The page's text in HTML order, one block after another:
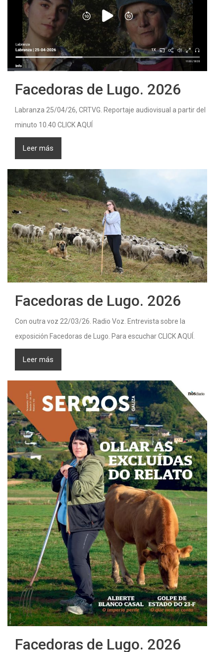
Facedoras de Lugo. 2026
Labranza 25/04/26, CRTVG. Reportaje audiovisual a partir del
minuto 10.40 CLICK AQUÍ
Leer más
Facedoras de Lugo. 2026
Con outra voz 22/03/26. Radio Voz. Entrevista sobre la
exposición Facedoras de Lugo. Para escuchar CLICK AQUÍ.
Leer más
Facedoras de Lugo. 2026